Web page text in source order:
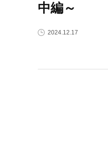
中編～
2024.12.17